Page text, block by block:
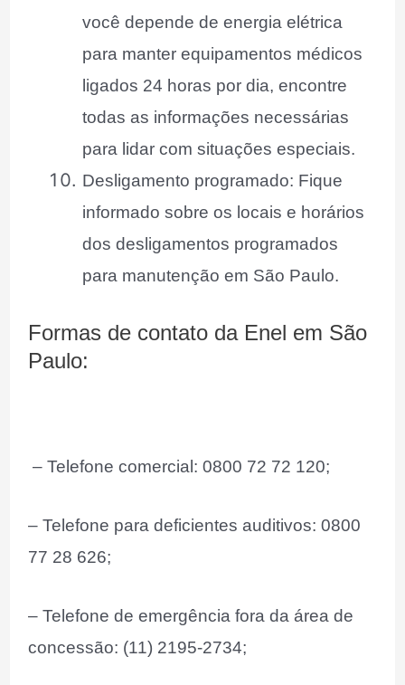
você depende de energia elétrica
para manter equipamentos médicos
ligados 24 horas por dia, encontre
todas as informações necessárias
para lidar com situações especiais.
Desligamento programado: Fique
informado sobre os locais e horários
dos desligamentos programados
para manutenção em São Paulo.
Formas de contato da Enel em São
Paulo:
– Telefone comercial: 0800 72 72 120;
– Telefone para deficientes auditivos: 0800
77 28 626;
– Telefone de emergência fora da área de
concessão: (11) 2195-2734;